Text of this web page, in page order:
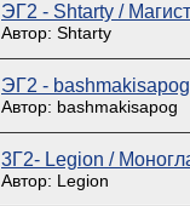
ЭГ2 - Shtarty /
Автор: Shtarty
ЭГ2 -
Автор: bashmakisapog
3Г2- Legion /
Автор: Legion